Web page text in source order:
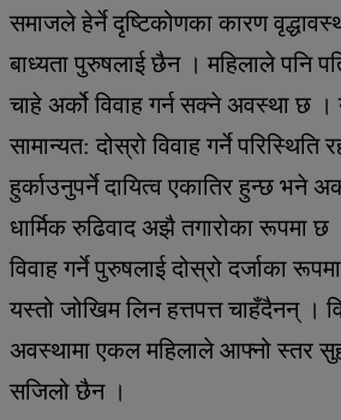
समाजले हेर्ने दृष्टिकोणका कारण
बाध्यता पुरुषलाई छैन । महिलाले पनि
चाहे अर्को विवाह गर्न सक्ने अवस्था छ
सामान्यत: दोस्रो विवाह गर्ने परिस्थिति
हुर्काउनुपर्ने दायित्व एकातिर हुन्छ भने
धार्मिक रुढिवाद अझै तगारोका रूपमा
विवाह गर्ने पुरुषलाई दोस्रो दर्जाका
यस्तो जोखिम लिन हत्तपत्त चाहँदैनन् ।
अवस्थामा एकल महिलाले आफ्नो स्तर
सजिलो छैन ।